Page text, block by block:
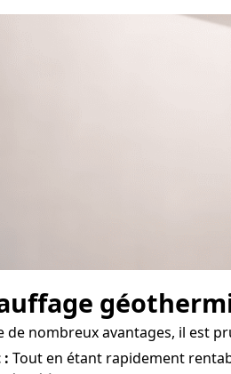
de nombreux avantages, il est
: Tout en étant rapidement